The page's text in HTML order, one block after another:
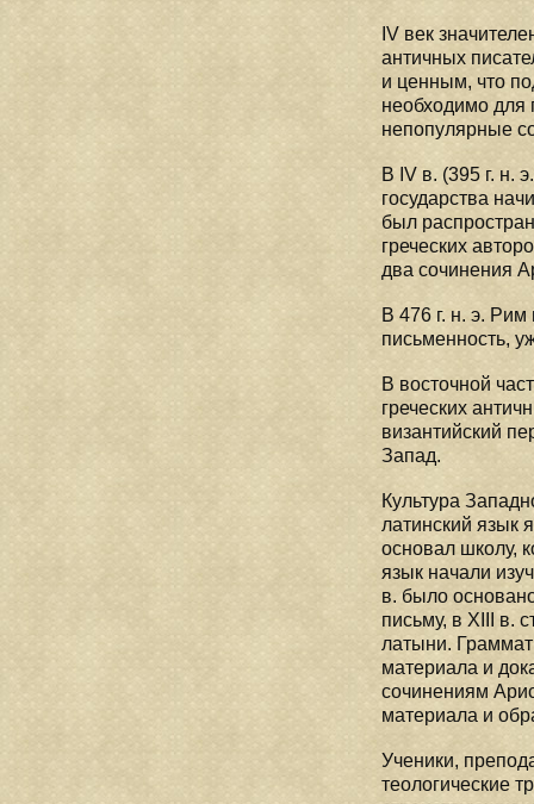
IV век
античных
и ценным, что
необходимо для
непопулярные
В IV в. (395 г. н.
государства
был
греческих
два сочинения
В 476 г. н. э.
письменность,
В восточной
греческих
византийский
Запад.
Культура
латинский язык
основал школу,
язык начали
в. было
письму, в XIII в.
латыни.
материала и
сочинениям
материала и
Ученики,
теологические